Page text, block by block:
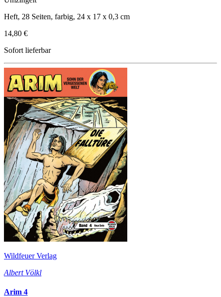
Heft, 28 Seiten, farbig, 24 x 17 x 0,3 cm
14,80 €
Sofort lieferbar
Wildfeuer Verlag
Albert Völkl
Arim 4